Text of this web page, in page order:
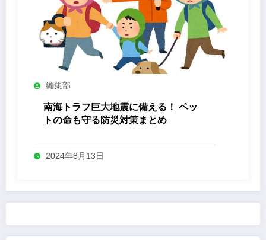
編集部
南海トラフ巨大地震に備える！ ペッ
トの命も守る防災対策まとめ
2024年8月13日